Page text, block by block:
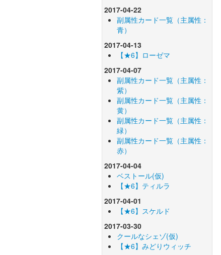
2017-04-22
副属性カード一覧（主属性：
青）
2017-04-13
【★6】ローゼマ
2017-04-07
副属性カード一覧（主属性：
紫）
副属性カード一覧（主属性：
黄）
副属性カード一覧（主属性：
緑）
副属性カード一覧（主属性：
赤）
2017-04-04
ベストール(仮)
【★6】ティルラ
2017-04-01
【★6】スケルド
2017-03-30
クールなシェゾ(仮)
【★6】みどりウィッチ